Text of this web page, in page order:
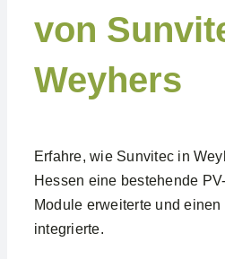
von
Weyhers
Erfahre, wie Sunvitec in
Hessen eine bestehende
Module erweiterte und
integrierte.